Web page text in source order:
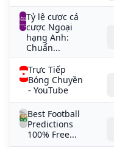
Tỷ lệ cược cá
cược Ngoại
hạng Anh:
Chuẩn...
Trực Tiếp
Bóng Chuyền
- YouTube
Best Football
Predictions
100% Free...